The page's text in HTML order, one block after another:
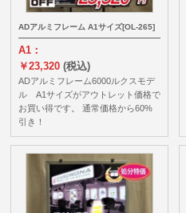
ADアルミフレーム A1サイズ[OL-265]
A1：
￥23,320(税込)
ADアルミフレーム6000ルクスモデ
ル A1サイズがアウトレット価格で
お買い得です。 通常価格から60%
引き！